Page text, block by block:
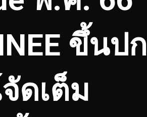
ขึ้นปก
ดเต็ม